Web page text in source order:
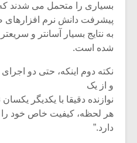
بسیاری را متحمل می شدند که
پیشرفت دانش نرم افزارهای
به نتایج بسیار آسانتر و سریعتر
شده است.
نکته دوم اینکه، حتی دو
و از یک
نوازنده دقیقا با یکدیگر
هر لحظه، کیفیت خاص خود را
دارد.”